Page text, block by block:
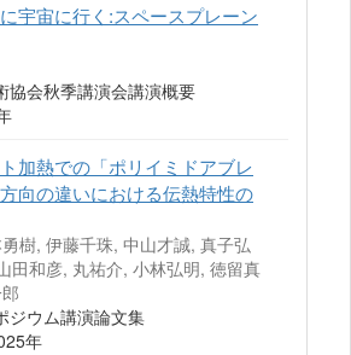
宇宙に行く:スペースプレーン
協会秋季講演会講演概要
加熱での「ポリイミドアブレ
向の違いにおける伝熱特性の
樹, 伊藤千珠, 中山才誠, 真子弘
田和彦, 丸祐介, 小林弘明, 徳留真
ジウム講演論文集
年